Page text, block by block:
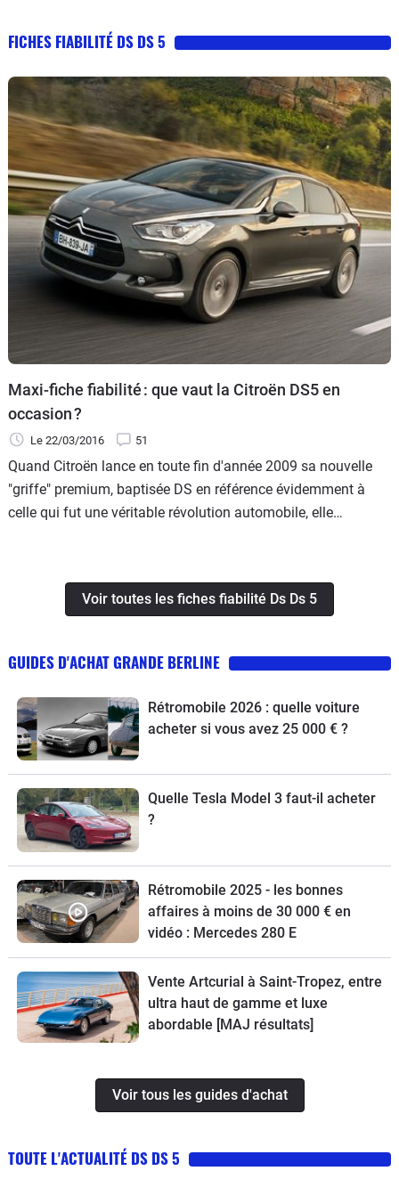
FICHES FIABILITÉ DS DS 5
Maxi-fiche fiabilité : que vaut la Citroën DS5 en
occasion ?
Le 22/03/2016 51
Quand Citroën lance en toute fin d'année 2009 sa nouvelle
"griffe" premium, baptisée DS en référence évidemment à
celle qui fut une véritable révolution automobile, elle
la gamme, la familiale DS5.
Voir toutes les fiches fiabilité Ds Ds 5
GUIDES D'ACHAT GRANDE BERLINE
Rétromobile 2026 : quelle voiture
acheter si vous avez 25 000 € ?
Quelle Tesla Model 3 faut-il acheter
?
Rétromobile 2025 - les bonnes
affaires à moins de 30 000 € en
vidéo : Mercedes 280 E
Vente Artcurial à Saint-Tropez, entre
ultra haut de gamme et luxe
abordable [MAJ résultats]
Voir tous les guides d'achat
TOUTE L'ACTUALITÉ DS DS 5